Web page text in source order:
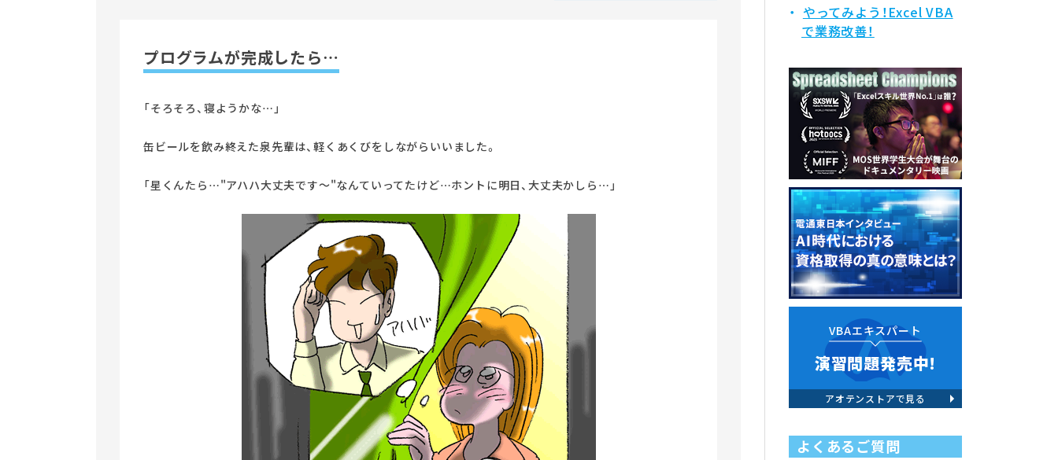
プログラムが完成したら…
「そろそろ、寝ようかな…」
缶ビールを飲み終えた泉先輩は、軽くあくびをしながらいいました。
「星くんたら…"アハハ大丈夫です～"なんていってたけど…ホントに明日、大丈夫かしら…」
やってみよう！Excel VBA
で業務改善！
VBAエキスパート
演習問題発売中!
アオテンストアで見る
よくあるご質問